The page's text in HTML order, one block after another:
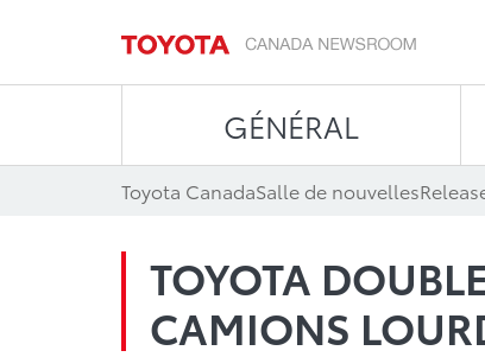
GÉNÉRAL
Toyota CanadaSalle de nouvelles
TOYOTA
CAMIONS